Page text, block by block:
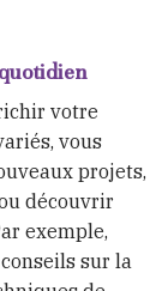
votre
vous
projets,
découvrir
exemple,
sur la